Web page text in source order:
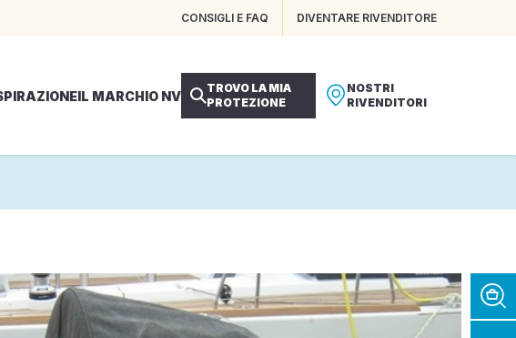
CONSIGLI E FAQ DIVENTARE RIVENDITORE
IL MARCHIO NV
TROVO LA MIA
PROTEZIONE
NOSTRI
RIVENDITORI